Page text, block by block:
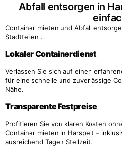
Abfall entsorgen in
Container mieten und Abfall
Stadtteilen .
Lokaler Containerdienst
Verlassen Sie sich auf einen
für eine schnelle und zuverlässige
Nähe.
Transparente Festpreise
Profitieren Sie von klaren Kosten
Container mieten in Harspelt –
ausreichend Tagen Stellzeit.